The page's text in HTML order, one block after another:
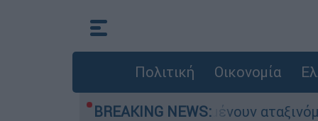
Πολιτική Οικονομία
BREAKING NEWS:
αυτοκίνητα παραμένουν αταξινόμητα -